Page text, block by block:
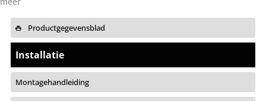
Productgegevensblad
Installatie
Montagehandleiding